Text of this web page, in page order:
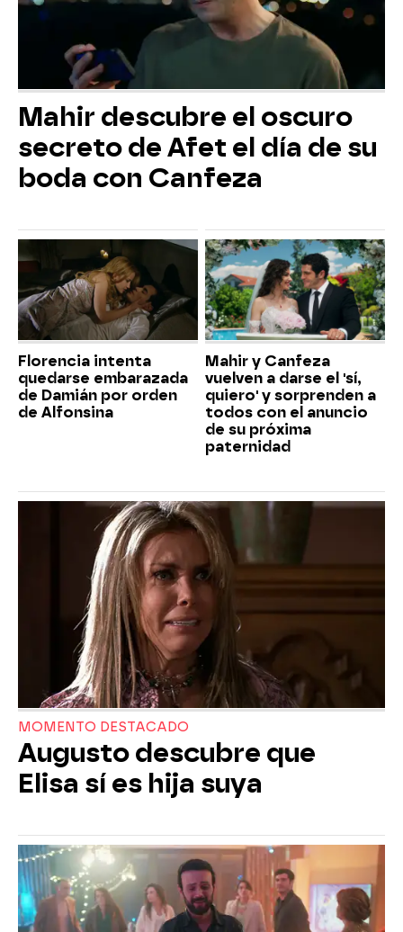
Mahir descubre el oscuro
secreto de Afet el día de su
boda con Canfeza
Florencia intenta
quedarse embarazada
de Damián por orden
de Alfonsina
Mahir y Canfeza
vuelven a darse el 'sí,
quiero' y sorprenden a
todos con el anuncio
de su próxima
paternidad
MOMENTO DESTACADO
Augusto descubre que
Elisa sí es hija suya